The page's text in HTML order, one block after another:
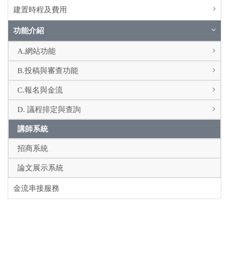
建置時程及費用
功能介紹
A.網站功能
B.投稿與審查功能
C.報名與金流
D. 議程排定與查詢
講師系統
招商系統
論文展示系統
金流串接服務